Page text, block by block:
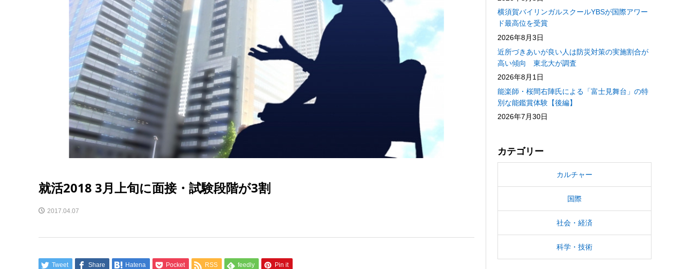
就活2018 3月上旬に面接・試験段階が3割
2017.04.07
Tweet Share Hatena Pocket RSS feedly Pin it
横須賀バイリンガルスクールYBSが国際アワー
ド最高位を受賞
2026年8月3日
近所づきあいが良い人は防災対策の実施割合が
高い傾向 東北大が調査
2026年8月1日
能楽師・桜間右陣氏による「富士見舞台」の特
別な能鑑賞体験【後編】
2026年7月30日
カテゴリー
カルチャー
国際
社会・経済
科学・技術